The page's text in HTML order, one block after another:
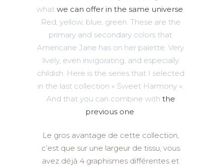
what we can offer in the same universe.
Red, yellow, blue, green. These are the
primary and secondary colors that
Americane Jane has on her palette. Very
lively, even invigorating, and especially
childish. Here is the series that I selected
in the last collection « Sweet Harmony ».
And that you can combine with the
previous one.
Le gros avantage de cette collection,
c’est que sur une largeur de tissu, vous
avez déjà 4 graphismes différentes et